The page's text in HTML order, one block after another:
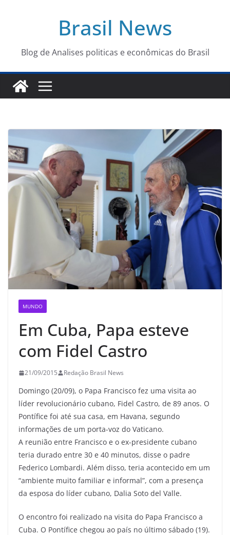
conteúdo
Brasil News
Blog de Analises politicas e econômicas do Brasil
MUNDO
Em Cuba, Papa esteve
com Fidel Castro
21/09/2015 Redação Brasil News
Domingo (20/09), o Papa Francisco fez uma visita ao
líder revolucionário cubano, Fidel Castro, de 89 anos. O
Pontífice foi até sua casa, em Havana, segundo
informações de um porta-voz do Vaticano.
A reunião entre Francisco e o ex-presidente cubano
teria durado entre 30 e 40 minutos, disse o padre
Federico Lombardi. Além disso, teria acontecido em um
“ambiente muito familiar e informal”, com a presença
da esposa do líder cubano, Dalia Soto del Valle.
O encontro foi realizado na visita do Papa Francisco a
Cuba. O Pontífice chegou ao país no último sábado (19).